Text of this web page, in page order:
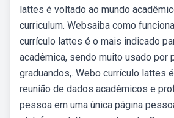
lattes é voltado ao mundo
curriculum. Websaiba como
currículo lattes é o mais indicado
acadêmica, sendo muito usado por
graduandos,. Webo currículo lattes
reunião de dados acadêmicos e
pessoa em uma única página